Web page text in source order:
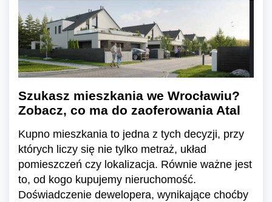
Szukasz mieszkania we Wrocławiu?
Zobacz, co ma do zaoferowania Atal
Kupno mieszkania to jedna z tych decyzji, przy
których liczy się nie tylko metraż, układ
pomieszczeń czy lokalizacja. Równie ważne jest
to, od kogo kupujemy nieruchomość.
Doświadczenie dewelopera, wynikające choćby